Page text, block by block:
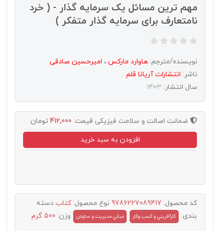
مهم ترین مسائل یک سرمایه گذار - ( خرد
نامتعارف برای سرمایه گذار متفکر )
نویسنده/مترجم: هاوارد مارکس ، امیرحسین صادقی
ناشر: انتشارات آريانا قلم
سال انتشار: 1403
ضمانت اصالت و سلامت فیزیکی قیمت: 412,000 تومان
افزودن به سبد خرید
کد محصول: 9786227089417 نوع محصول:کتاب دسته
بندی:
کارآفريني و کسب وکار مباني مديريت و سازمان وزن: 500 گرم